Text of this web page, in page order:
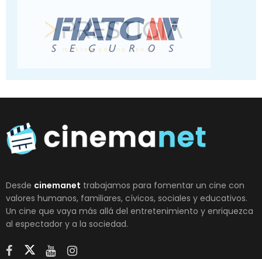
Desde cinemanet trabajamos para fomentar un cine con
valores humanos, familiares, cívicos, sociales y educativos.
Un cine que vaya más allá del entretenimiento y enriquezca
al espectador y a la sociedad.